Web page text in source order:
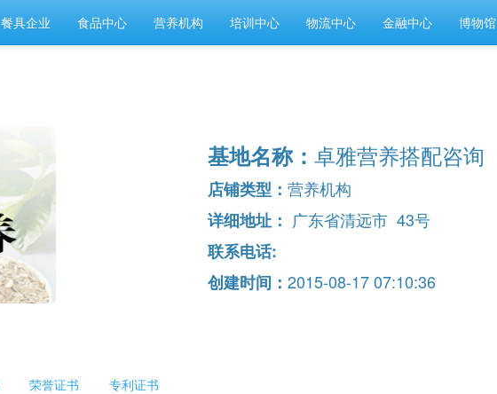
餐具企业 食品中心 营养机构 培训中心 物流中心 金融中心 博物馆
基地名称： 卓雅营养搭配咨询
店铺类型： 营养机构
详细地址： 广东省清远市 43号
联系电话:
创建时间： 2015-08-17 07:10:36
荣誉证书 专利证书